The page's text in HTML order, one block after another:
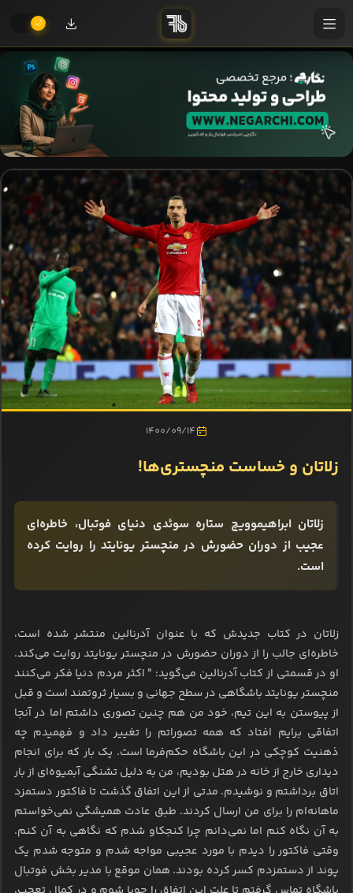
1400/09/14
زلاتان و خساست منچستری‌ها!
زلاتان ابراهیموویچ ستاره سوئدی دنیای فوتبال، خاطره‌ای
عجیب از دوران حضورش در منچستر یونایتد را روایت کرده
است.
زلاتان در کتاب جدیدش که با عنوان آدرنالین منتشر شده است،
خاطره‌ای جالب را از دوران حضورش در منچستر یونایتد روایت‌ می‌کند.
او در قسمتی از کتاب آدرنالین می‌گوید: " اکثر مردم دنیا فکر می‌کنند
منچستر یونایتد باشگاهی در سطح جهانی و بسیار ثروتمند است و قبل
از پیوستن به این تیم، خود من هم چنین تصوری داشتم اما در آنجا
اتفاقی برایم افتاد که همه تصوراتم را تغییر داد و فهمیدم چه
ذهنیت کوچکی در این باشگاه حکم‌فرما است. یک بار که برای انجام
دیداری خارج از خانه در هتل بودیم، من به دلیل تشنگی آبمیوه‌ای از بار
اتاق برداشتم و نوشیدم. مدتی از این اتفاق گذشت تا فاکتور دستمزد
ماهانه‌ام را برای من ارسال کردند. طبق عادت همیشگی نمی‌خواستم
به آن نگاه کنم اما نمی‌دانم چرا کنجکاو شدم که نگاهی به آن کنم.
وقتی فاکتور را دیدم با مورد عجیبی مواجه شدم و متوجه شدم یک
پوند از دستمزدم کسر کرده بودند. همان موقع با مدیر بخش فوتبال